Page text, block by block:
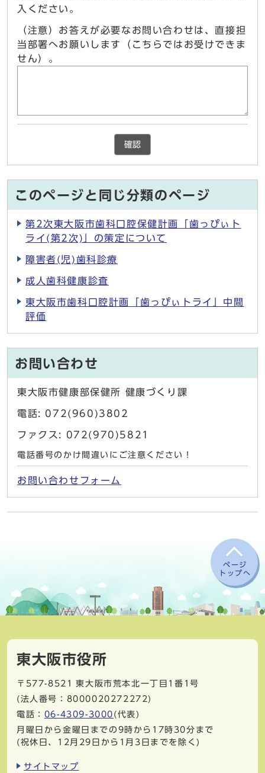
入ください。
（注意）お答えが必要なお問い合わせは、直接担
当部署へお願いします（こちらではお受けできま
せん）。
確認
このページと同じ分類のページ
第2次東大阪市歯科口腔保健計画「歯っぴぃト
ライ(第2次)」の策定について
障害者(児)歯科診療
成人歯科健康診査
東大阪市歯科口腔計画「歯っぴぃトライ」中間
評価
お問い合わせ
東大阪市健康部保健所 健康づくり課
電話: 072(960)3802
ファクス: 072(970)5821
電話番号のかけ間違いにご注意ください！
お問い合わせフォーム
ページ
トップへ
東大阪市役所
〒577-8521
東大阪市荒本北一丁目1番1号
(法人番号：8000020272272)
電話： 06-4309-3000 (代表)
月曜日から金曜日までの9時から17時30分まで
(祝休日、12月29日から1月3日までを除く)
サイトマップ